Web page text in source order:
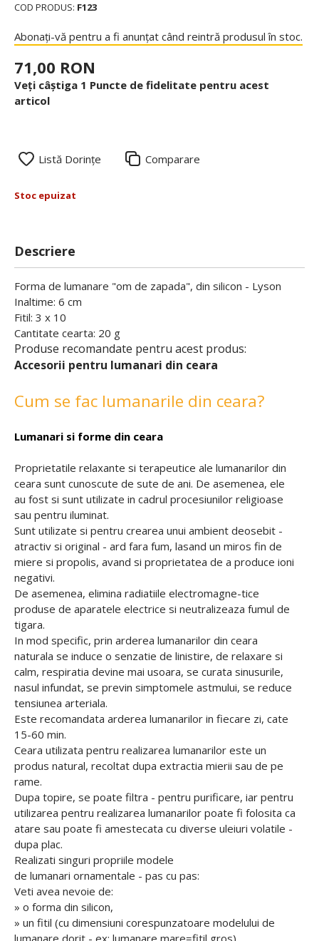
COD PRODUS: F123
Abonați-vă pentru a fi anunțat când reintră produsul în stoc.
71,00 RON
Veți câștiga 1 Puncte de fidelitate pentru acest
articol
Listă Dorințe Comparare
Stoc epuizat
Descriere
Forma de lumanare "om de zapada", din silicon - Lyson
Inaltime: 6 cm
Fitil: 3 x 10
Cantitate cearta: 20 g
Produse recomandate pentru acest produs:
Accesorii pentru lumanari din ceara
Cum se fac lumanarile din ceara?
Lumanari si forme din ceara
Proprietatile relaxante si terapeutice ale lumanarilor din
ceara sunt cunoscute de sute de ani. De asemenea, ele
au fost si sunt utilizate in cadrul procesiunilor religioase
sau pentru iluminat.
Sunt utilizate si pentru crearea unui ambient deosebit -
atractiv si original - ard fara fum, lasand un miros fin de
miere si propolis, avand si proprietatea de a produce ioni
negativi.
De asemenea, elimina radiatiile electromagne-tice
produse de aparatele electrice si neutralizeaza fumul de
tigara.
In mod specific, prin arderea lumanarilor din ceara
naturala se induce o senzatie de linistire, de relaxare si
calm, respiratia devine mai usoara, se curata sinusurile,
nasul infundat, se previn simptomele astmului, se reduce
tensiunea arteriala.
Este recomandata arderea lumanarilor in fiecare zi, cate
15-60 min.
Ceara utilizata pentru realizarea lumanarilor este un
produs natural, recoltat dupa extractia mierii sau de pe
rame.
Dupa topire, se poate filtra - pentru purificare, iar pentru
utilizarea pentru realizarea lumanarilor poate fi folosita ca
atare sau poate fi amestecata cu diverse uleiuri volatile -
dupa plac.
Realizati singuri propriile modele
de lumanari ornamentale - pas cu pas:
Veti avea nevoie de:
» o forma din silicon,
» un fitil (cu dimensiuni corespunzatoare modelului de
lumanare dorit - ex: lumanare mare=fitil gros)